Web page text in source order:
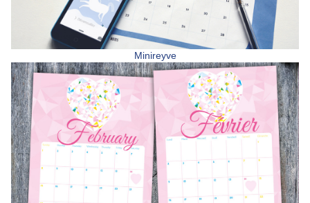
Minireyve